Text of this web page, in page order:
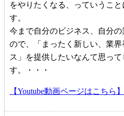
をやりたくなる、っていうこ
す。
今まで自分のビジネス、自分
ので、「まったく新しい、業
ス」を提供したいなんて思って
す。・・・
【Youtube動画ページはこちら】